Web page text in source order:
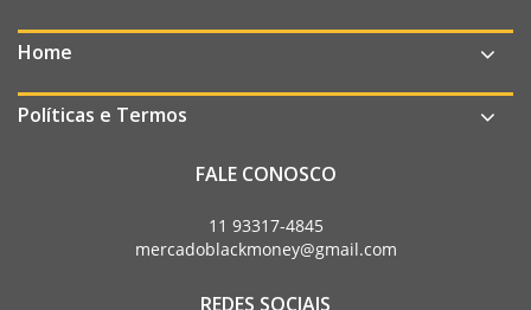
Home
Políticas e Termos
FALE CONOSCO
11 93317-4845
mercadoblackmoney@gmail.com
REDES SOCIAIS